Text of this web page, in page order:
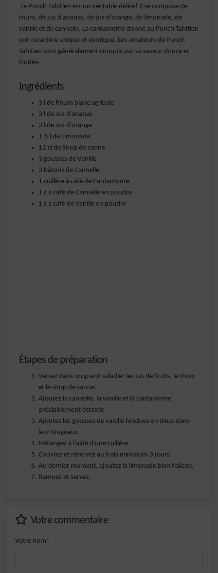
Le Punch Tahitien est un véritable délice! Il se compose de
rhum, de jus d'ananas, de jus d'orange, de limonade, de
vanille et de cannelle. La cardamome donne au Punch Tahitien
son caractère unique et exotique. Les amateurs de Punch
Tahitien sont généralement conquis par sa saveur douce et
fruitée.
Ingrédients
3 l de Rhum blanc agricole
3 l de Jus d'ananas
3 l de Jus d'orange
1.5 l de Limonade
12 cl de Sirop de canne
3 gousses de Vanille
3 bâtons de Cannelle
1 cuillère à café de Cardamome
1 c à café de Cannelle en poudre
1 c à café de Vanille en poudre
Étapes de préparation
Versez dans un grand saladier les jus de fruits, le rhum
et le sirop de canne.
Ajoutez la cannelle, la vanille et la cardamome
préalablement écrasée.
Ajoutez les gousses de vanille fendues en deux dans
leur longueur.
Mélangez à l'aide d'une cuillère.
Couvrez et réservez au frais minimum 3 jours.
Au dernier moment, ajoutez la limonade bien fraîche.
Remuez et servez.
Votre commentaire
Votre nom*